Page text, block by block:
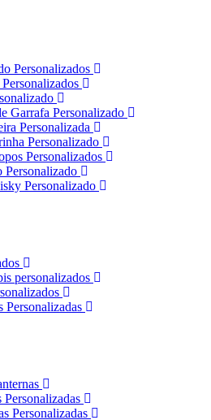
Personalizados
Garrafa Personalizado
Personalizada
Personalizado
Personalizados
Personalizado
personalizados
Personalizadas
Personalizadas
Personalizadas